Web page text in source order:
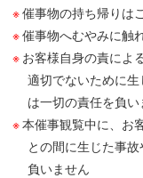
催事物の持ち帰りは
催事物へむやみに触
お客様自身の責によ
適切でないために
は一切の責任を負い
本催事観覧中に、お
との間に生じた事
負いません